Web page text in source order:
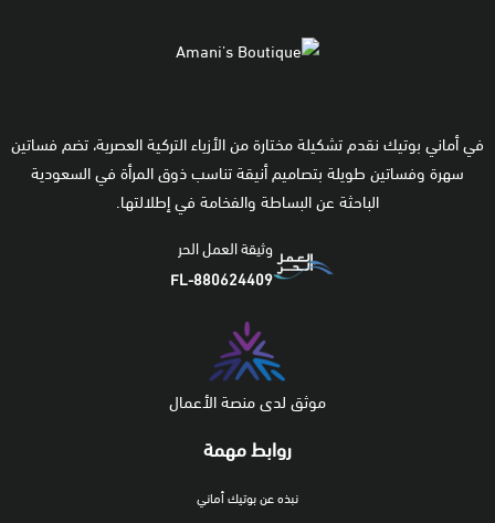
روابط مهمة
نبذه عن بوتيك أماني
في أماني بوتيك نقدم تشكيلة مختارة من الأزياء التركية العصرية، تضم فساتين
سهرة وفساتين طويلة بتصاميم أنيقة تناسب ذوق المرأة في السعودية
الباحثة عن البساطة والفخامة في إطلالتها.
وثيقة العمل الحر
FL-880624409
موثق لدى منصة الأعمال